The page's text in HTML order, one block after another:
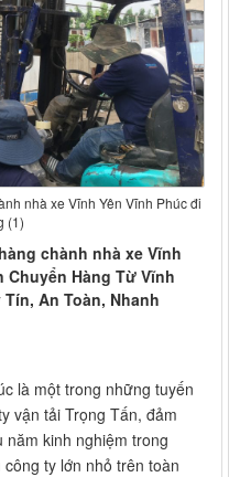
nhà xe Vĩnh Yên Vĩnh Phúc đi
(1)
chành nhà xe Vĩnh
Chuyển Hàng Từ Vĩnh
An Toàn, Nhanh
là một trong những tuyến
vận tải Trọng Tấn, đảm
kinh nghiệm trong
ty lớn nhỏ trên toàn